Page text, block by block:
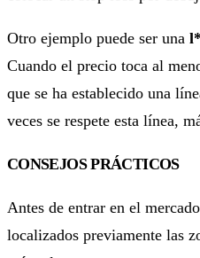
Otro ejemplo puede ser una
Cuando el precio toca al
que se ha establecido una
veces se respete esta línea,
CONSEJOS PRÁCTICOS
Antes de entrar en el
localizados previamente las